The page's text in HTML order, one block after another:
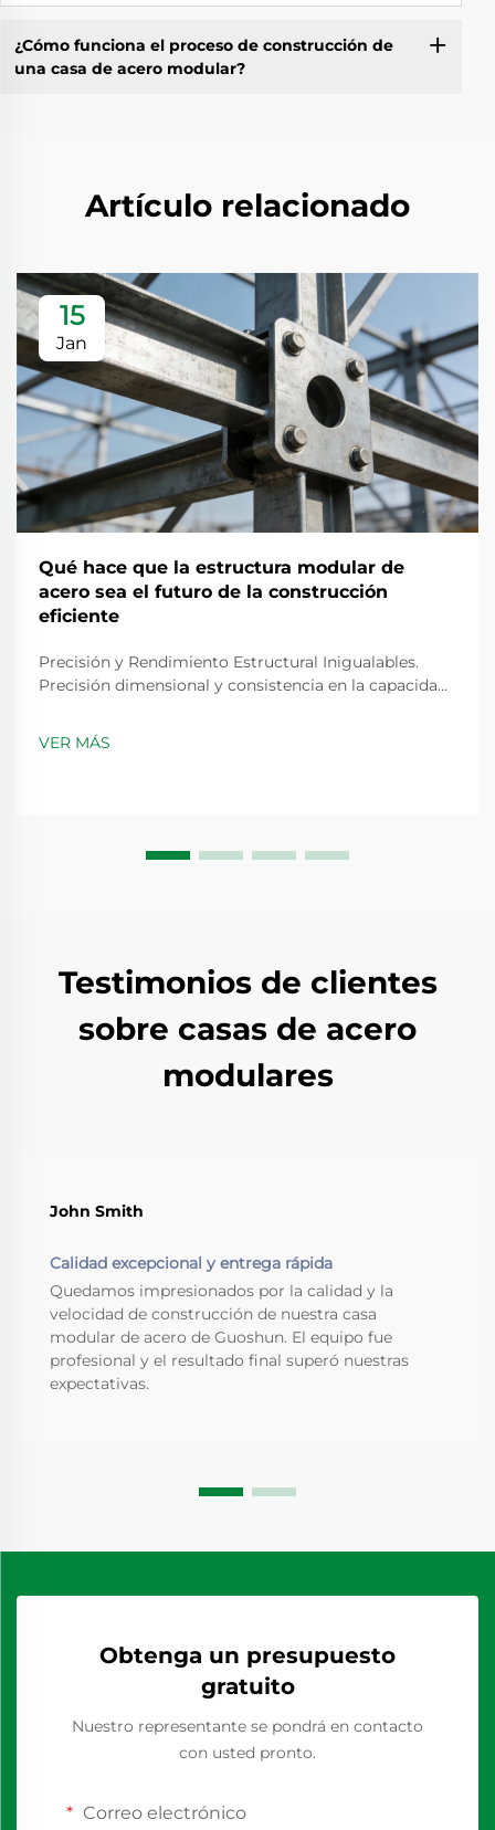
¿Cómo funciona el proceso de construcción de
una casa de acero modular?
Artículo relacionado
15
Jan
Qué hace que la estructura modular de
acero sea el futuro de la construcción
eficiente
Precisión y Rendimiento Estructural Inigualables.
Precisión dimensional y consistencia en la capacidad
Cuando las estructuras de acero se fabrican en
fábricas en lugar de en obra, suelen tener una
VER MÁS
Testimonios de clientes
sobre casas de acero
modulares
John Smith
Calidad excepcional y entrega rápida
Quedamos impresionados por la calidad y la
velocidad de construcción de nuestra casa
modular de acero de Guoshun. El equipo fue
profesional y el resultado final superó nuestras
expectativas.
Obtenga un presupuesto
gratuito
Nuestro representante se pondrá en contacto
con usted pronto.
Correo electrónico